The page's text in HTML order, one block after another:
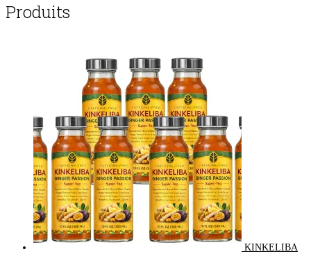
Produits
KINKELIBA